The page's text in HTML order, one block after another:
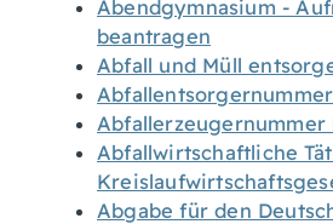
Abendgymnasium -
beantragen
Abfall und Müll
Abfallerzeugernummer
Abfallwirtschaftliche
Abgabe für den